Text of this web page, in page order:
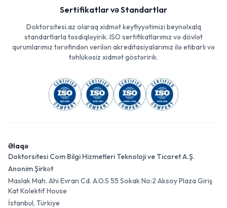
Sertifikatlar və Standartlar
Doktorsitesi.az olaraq xidmət keyfiyyətimizi beynəlxalq
standartlarla təsdiqləyirik. ISO sertifikatlarımız və dövlət
qurumlarımız tərəfindən verilən akreditasiyalarımız ilə etibarlı və
təhlükəsiz xidmət göstəririk.
Əlaqə
Doktorsitesi Com Bilgi Hizmetleri Teknoloji ve Ticaret A.Ş.
Anonim Şirkət
Maslak Mah. Ahi Evran Cd. A.O.S 55 Sokak No:2 Aksoy Plaza Giriş
Kat Kolektif House
İstanbul, Türkiye